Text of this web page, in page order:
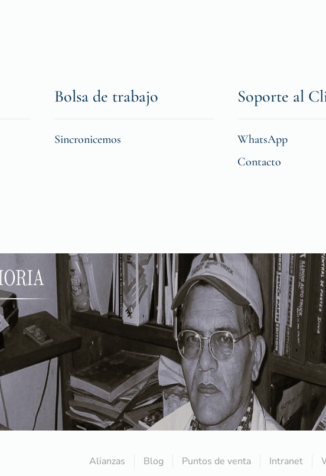
Bolsa de trabajo
Sincronicemos
Soporte al
WhatsApp
Contacto
Alianzas Blog Puntos de venta Intranet